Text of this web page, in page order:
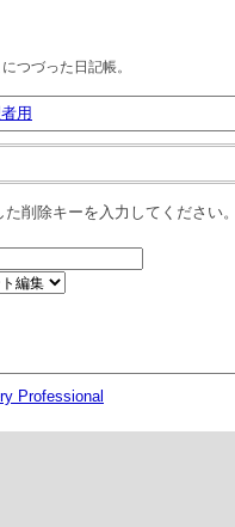
つづった日記帳。
用
た削除キーを入力してください
Professional